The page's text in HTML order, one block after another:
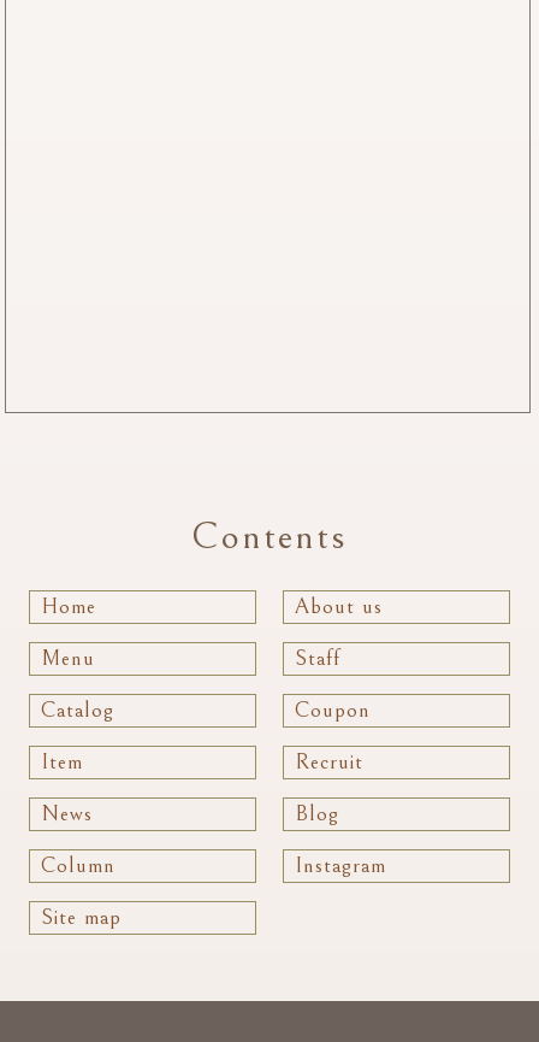
Contents
Home About us
Menu Staff
Catalog Coupon
Item Recruit
News Blog
Column Instagram
Site map